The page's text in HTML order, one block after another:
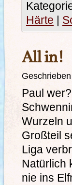
Härte |
All in!
Paul
Wurzeln
Großteil
Liga
Natürlich
nie ins